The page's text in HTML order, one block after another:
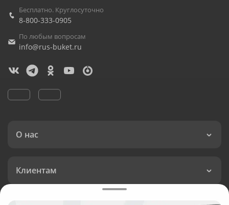
Бесплатно. Круглосуточно
8-800-333-0905
По любым вопросам
info@rus-buket.ru
О нас
Клиентам